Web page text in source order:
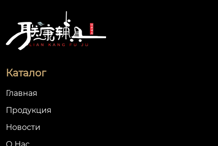
Каталог
Главная
Продукция
Новости